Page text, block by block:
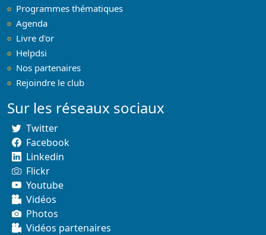
Programmes thématiques
Agenda
Livre d'or
Helpdsi
Nos partenaires
Rejoindre le club
Sur les réseaux sociaux
Twitter
Facebook
Linkedin
Flickr
Youtube
Vidéos
Photos
Vidéos partenaires